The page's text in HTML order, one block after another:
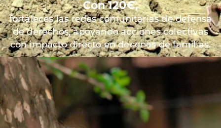
Con 120€,
fortaleces las redes comunitarias de defensa
de derechos, apoyando acciones colectivas
con impacto directo en decenas de familias.